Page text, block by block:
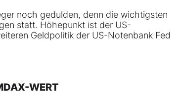
noch gedulden, denn die wichtigsten
statt. Höhepunkt ist der US-
Geldpolitik der US-Notenbank Fed
WERT